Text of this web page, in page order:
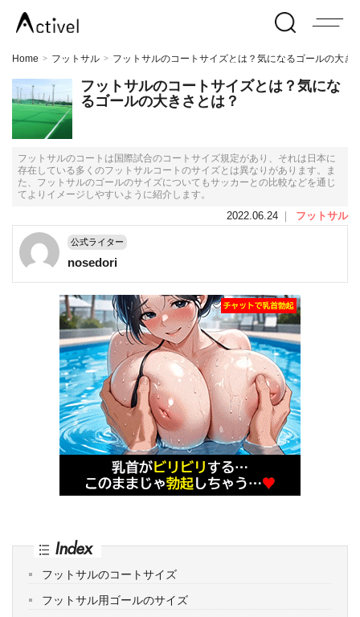
Home > フットサル > フットサルのコートサイズとは？気になるゴールの大き
フットサルのコートサイズとは？気にな
るゴールの大きさとは？
フットサルのコートは国際試合のコートサイズ規定があり、それは日本に
存在している多くのフットサルコートのサイズとは異なりがあります。ま
た、フットサルのゴールのサイズについてもサッカーとの比較などを通じ
てよりイメージしやすいように紹介します。
2022.06.24 ｜ フットサル
公式ライター
nosedori
Index
フットサルのコートサイズ
フットサル用ゴールのサイズ